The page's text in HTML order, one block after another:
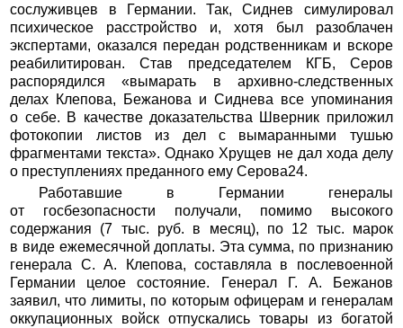
сослуживцев в Германии. Так, Сиднев симулировал
психическое расстройство и, хотя был разоблачен
экспертами, оказался передан родственникам и вскоре
реабилитирован. Став председателем КГБ, Серов
распорядился «вымарать в архивно-следственных
делах Клепова, Бежанова и Сиднева все упоминания
о себе. В качестве доказательства Шверник приложил
фотокопии листов из дел с вымаранными тушью
фрагментами текста». Однако Хрущев не дал хода делу
о преступлениях преданного ему Серова24.
Работавшие в Германии генералы
от госбезопасности получали, помимо высокого
содержания (7 тыс. руб. в месяц), по 12 тыс. марок
в виде ежемесячной доплаты. Эта сумма, по признанию
генерала С. А. Клепова, составляла в послевоенной
Германии целое состояние. Генерал Г. А. Бежанов
заявил, что лимиты, по которым офицерам и генералам
оккупационных войск отпускались товары из богатой